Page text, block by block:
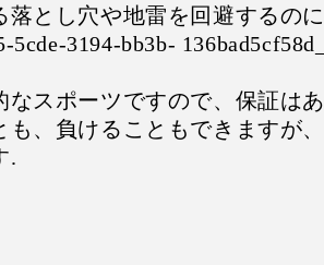
落とし穴や地雷を回避するの
5cde-3194-bb3b- 136bad5cf58d_
なスポーツですので、保証は
も、負けることもできますが
.